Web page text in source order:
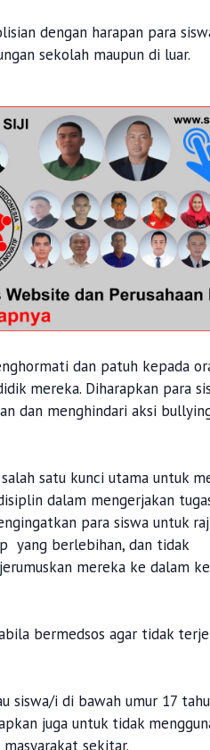
dengan harapan para
sekolah maupun di luar.
dan patuh kepada
mereka. Diharapkan para
dan menghindari aksi
satu kunci utama untuk
dalam mengerjakan
para siswa untuk
yang berlebihan, dan tidak
mereka ke dalam
bermedsos agar tidak
siswa/i di bawah umur 17
juga untuk tidak
sekitar.